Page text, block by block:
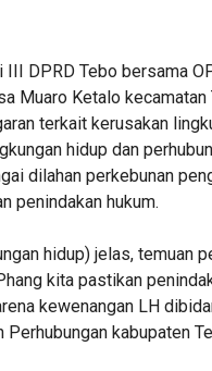
DPRD Tebo bersama
Muaro Ketalo kecamatan
terkait kerusakan
hidup dan
dilahan perkebunan
penindakan hukum.
hidup) jelas, temuan
kita pastikan
kewenangan LH
kabupaten